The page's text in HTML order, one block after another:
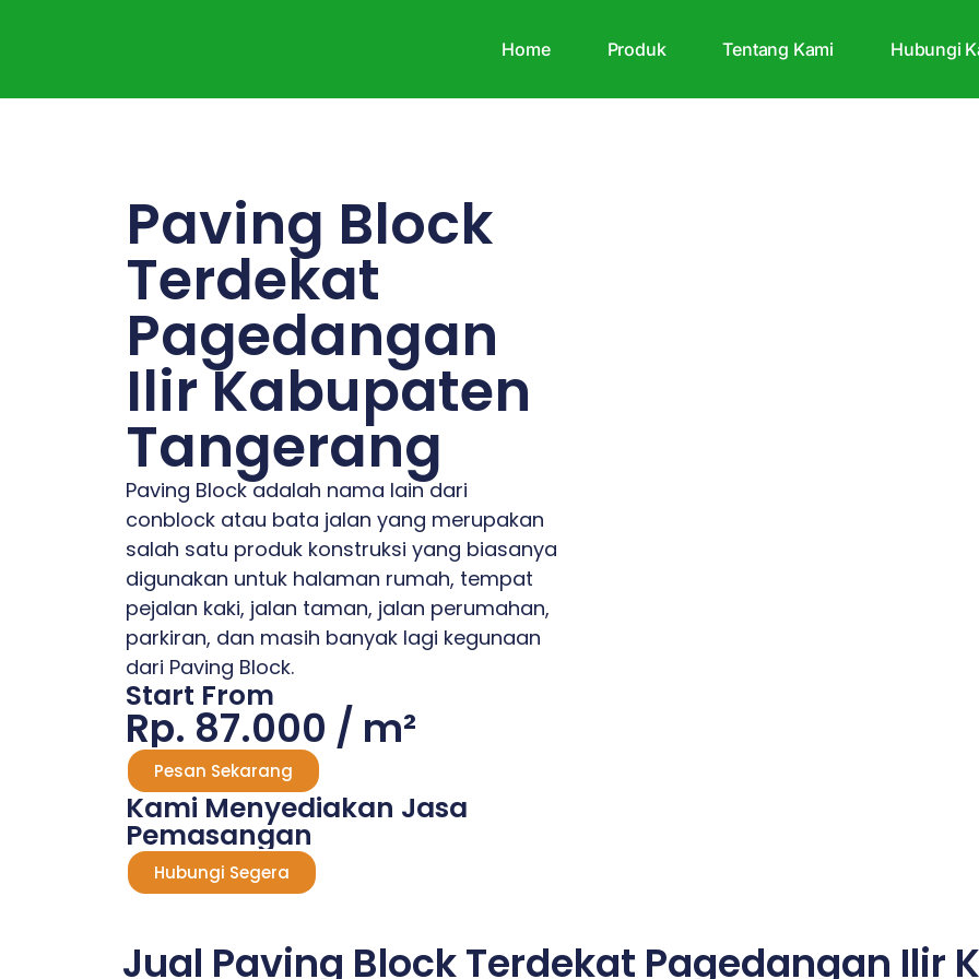
Home Produk Tentang Kami Hubungi
Paving Block
Terdekat
Pagedangan
Ilir Kabupaten
Tangerang
Paving Block adalah nama lain dari
conblock atau bata jalan yang merupakan
salah satu produk konstruksi yang biasanya
digunakan untuk halaman rumah, tempat
pejalan kaki, jalan taman, jalan perumahan,
parkiran, dan masih banyak lagi kegunaan
dari Paving Block.
Start From
Rp. 87.000 / m²
Pesan Sekarang
Kami Menyediakan Jasa
Pemasangan
Hubungi Segera
Jual Paving Block Terdekat Pagedangan Ilir